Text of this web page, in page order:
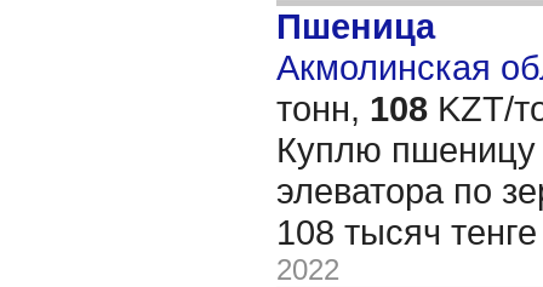
Пшеница
Акмолинская
тонн, 108 KZT/
Куплю пшеницу
элеватора по
108 тысяч
2022